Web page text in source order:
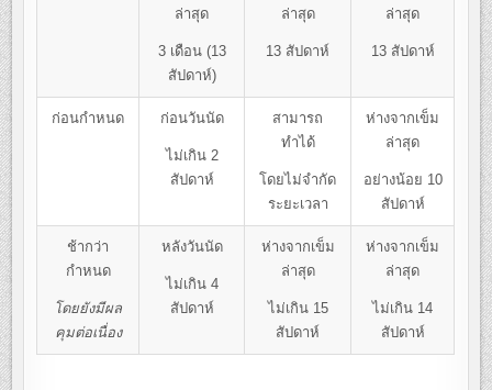
ล่าสุด
3 เดือน (13
สัปดาห์)
ล่าสุด
13 สัปดาห์
ล่าสุด
13 สัปดาห์
ก่อนกำหนด ก่อนวันนัด
ไม่เกิน 2
สัปดาห์
สามารถ
ทำได้
โดยไม่จำกัด
ระยะเวลา
ห่างจากเข็ม
ล่าสุด
อย่างน้อย 10
สัปดาห์
ช้ากว่า
กำหนด
โดยยังมีผล
คุมต่อเนื่อง
หลังวันนัด
ไม่เกิน 4
สัปดาห์
ห่างจากเข็ม
ล่าสุด
ไม่เกิน 15
สัปดาห์
ห่างจากเข็ม
ล่าสุด
ไม่เกิน 14
สัปดาห์